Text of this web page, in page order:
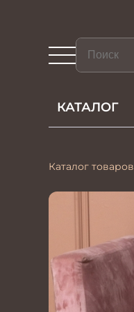
КАТАЛОГ
Каталог товаров